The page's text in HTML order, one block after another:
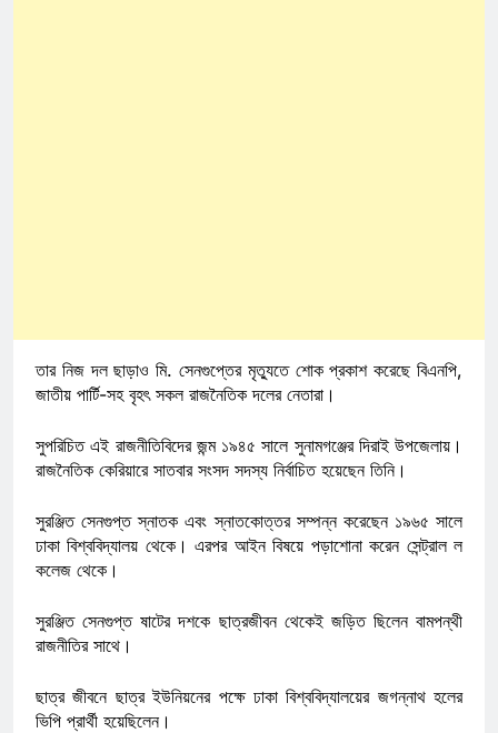
তার নিজ দল ছাড়াও মি. সেনগুপ্তের মৃত্যুতে শোক প্রকাশ করেছে বিএনপি,
জাতীয় পার্টি-সহ বৃহৎ সকল রাজনৈতিক দলের নেতারা।
সুপরিচিত এই রাজনীতিবিদের জন্ম ১৯৪৫ সালে সুনামগঞ্জের দিরাই উপজেলায়।
রাজনৈতিক কেরিয়ারে সাতবার সংসদ সদস্য নির্বাচিত হয়েছেন তিনি।
সুরঞ্জিত সেনগুপ্ত স্নাতক এবং স্নাতকোত্তর সম্পন্ন করেছেন ১৯৬৫ সালে
ঢাকা বিশ্ববিদ্যালয় থেকে। এরপর আইন বিষয়ে পড়াশোনা করেন সেন্ট্রাল ল
কলেজ থেকে।
সুরঞ্জিত সেনগুপ্ত ষাটের দশকে ছাত্রজীবন থেকেই জড়িত ছিলেন বামপন্থী
রাজনীতির সাথে।
ছাত্র জীবনে ছাত্র ইউনিয়নের পক্ষে ঢাকা বিশ্ববিদ্যালয়ের জগন্নাথ হলের
ভিপি প্রার্থী হয়েছিলেন।